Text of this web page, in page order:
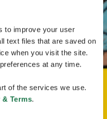
to improve your user
text files that are saved on
when you visit the site.
at any time.
of the services we use.
Terms.